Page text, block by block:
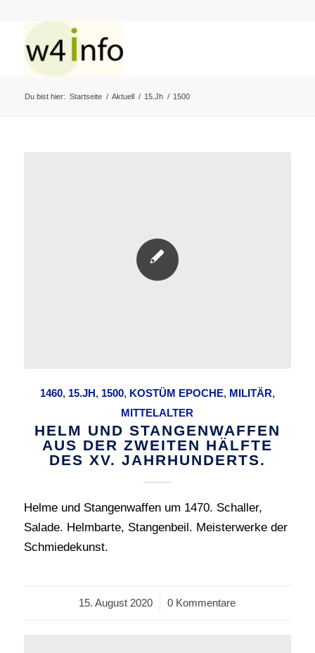
Du bist hier: Startseite / Aktuell / 15.Jh / 1500
1460, 15.JH, 1500, KOSTÜM EPOCHE, MILITÄR,
MITTELALTER
HELM UND STANGENWAFFEN
AUS DER ZWEITEN HÄLFTE
DES XV. JAHRHUNDERTS.
Helme und Stangenwaffen um 1470. Schaller,
Salade. Helmbarte, Stangenbeil. Meisterwerke der
Schmiedekunst.
15. August 2020
/ 0 Kommentare